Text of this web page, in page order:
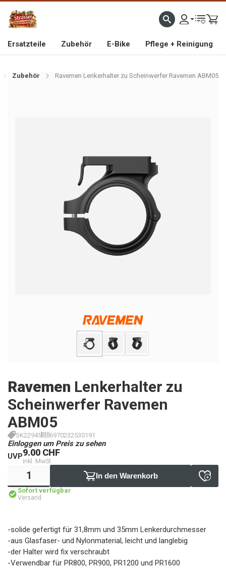
IMPORTEUR VON HOCHWERTIGEN FAHRRAD- UND MOFAERSATZTEILEN SEIT 1993
Ersatzteile Zubehör E-Bike Pflege + Reinigung
Zubehör Ravemen Lenkerhalter zu Scheinwerfer Ravemen ABM05
Ravemen Lenkerhalter zu
Scheinwerfer Ravemen
ABM05
SK22945 6970232530191
Einloggen um Preis zu sehen
UVP9.00 CHF
inkl. MwSt.
In den Warenkorb
Sofort verfügbar
Versand
-solide gefertigt für 31,8mm und 35mm Lenkerdurchmesser
-aus Glasfaser- und Nylonmaterial, leicht und langlebig
-der Halter wird fix verschraubt
-Verwendbar für PR800, PR900, PR1200 und PR1600